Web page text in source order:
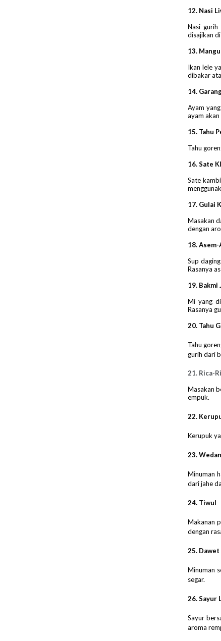
12. Nasi
Nasi
disajikan
13.
Ikan lele
dibakar
14.
Ayam
ayam
15. Tahu
Tahu
16. Sate
Sate
17. Gulai
Masakan
dengan
18.Asem-
Sup
Rasanya
19. Bakmi
Mi yang
Rasanya
20. Tahu
Tahu
gurih dari
21. Rica-
Masakan
empuk.
22.
Kerupuk
23.
Minuman
dari jahe
24. Tiwul
Makanan
dengan
25. Dawet
Minuman
segar.
26. Sayur
Sayur
aroma